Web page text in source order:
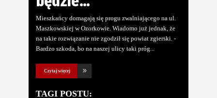
Mieszkańcy domagają się progu zwalniającego na ul.
Maszkowskiej w Ozorkowie. Wiadomo już jednak, że
na takie rozwiązanie nie zgodził się powiat zgierski. -
Bardzo szkoda, bo na naszej ulicy taki próg
Czytaj więcej
TAGI POSTU: